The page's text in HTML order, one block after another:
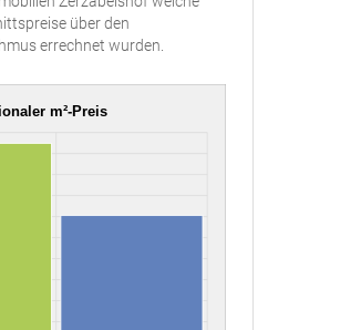
über den
errechnet wurden.
m²-Preis